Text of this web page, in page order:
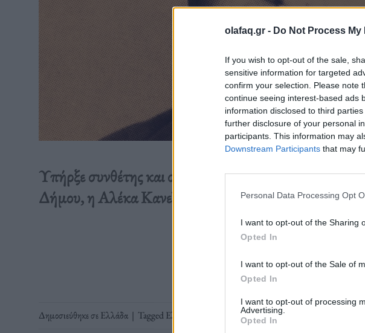
olafaq.gr - Do Not Process
If you wish to opt-out of the sale,
sensitive information for targeted
confirm your selection. Please note
continue seeing interest-based ads
information disclosed to third
further disclosure of your personal
participants. This information may
Downstream Participants that may
Personal Data Processing Opt
I want to opt-out of the Sharing
Opted In
I want to opt-out of the Sale of
Opted In
I want to opt-out of processing
Advertising.
Opted In
Υπήρξε συνθέτης και στιχουργός σε τραγούδια που
Δήμου, η Αλέκα Κανελλίδου, ο Λάκης Παπαδόπουλος,
Διαβάστε περισσότερα
Δημοσιεύθηκε σεΕλλάδα | TaggedΕλληνικό Τραγούδι θάνατος,Τάσος Βουγιατζής